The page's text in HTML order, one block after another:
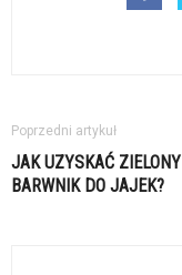
Poprzedni artykuł
JAK UZYSKAĆ ZIELONY
BARWNIK DO JAJEK?